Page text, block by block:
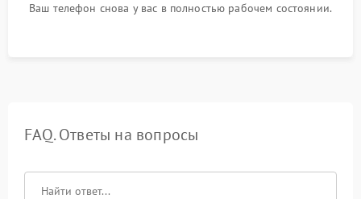
Ваш телефон снова у вас в полностью рабочем состоянии.
FAQ. Ответы на вопросы